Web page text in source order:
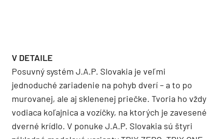
V DETAILE
Posuvný systém J.A.P. Slovakia je veľmi
jednoduché zariadenie na pohyb dverí – a to po
murovanej, ale aj sklenenej priečke. Tvoria ho vždy
vodiaca koľajnica a vozíčky, na ktorých je zavesené
dverné krídlo. V ponuke J.A.P. Slovakia sú štyri